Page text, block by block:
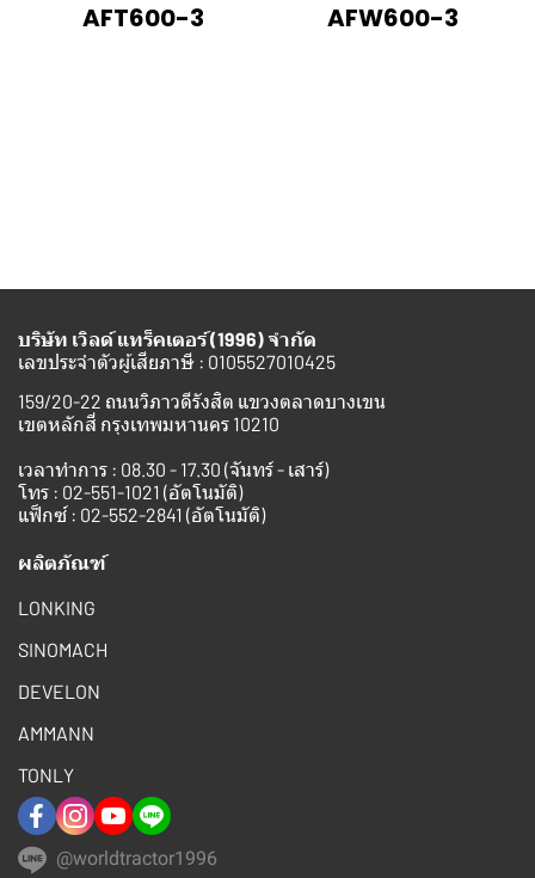
AFT600-3 AFW600-3
บริษัท เวิลด์ แทร็คเตอร์ (1996) จำกัด
เลขประจำตัวผู้เสียภาษี : 0105527010425
159/20-22 ถนนวิภาวดีรังสิต แขวงตลาดบางเขน
เขตหลักสี่ กรุงเทพมหานคร 10210
เวลาทำการ : 08.30 - 17.30 (จันทร์ - เสาร์)
โทร : 02-551-1021 (อัตโนมัติ)
แฟ็กซ์ : 02-552-2841 (อัตโนมัติ)
ผลิตภัณฑ์
LONKING
SINOMACH
DEVELON
AMMANN
TONLY
@worldtractor1996